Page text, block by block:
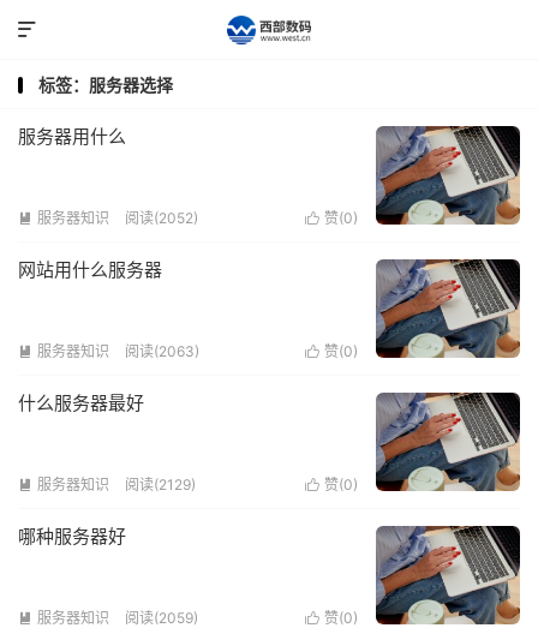

标签：服务器选择
服务器用什么
 服务器知识 阅读(2052)  赞(0)
网站用什么服务器
 服务器知识 阅读(2063)  赞(0)
什么服务器最好
 服务器知识 阅读(2129)  赞(0)
哪种服务器好
 服务器知识 阅读(2059)  赞(0)